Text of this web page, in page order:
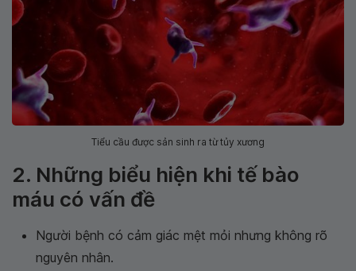
Tiểu cầu được sản sinh ra từ tủy xương
2. Những biểu hiện khi tế bào
máu có vấn đề
Người bệnh có cảm giác mệt mỏi nhưng không rõ
nguyên nhân.